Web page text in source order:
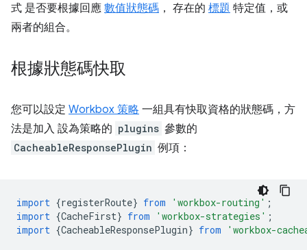
式 是否要根據回應 數值狀態碼 ， 存在的 標題 特定值，或
兩者的組合。
根據狀態碼快取
您可以設定 Workbox 策略 一組具有快取資格的狀態碼，方
法是加入 設為策略的 plugins 參數的
CacheableResponsePlugin 例項：
import {registerRoute} from 'workbox-routing' ;
import {CacheFirst} from 'workbox-strategies' ;
import {CacheableResponsePlugin} from 'workbox-